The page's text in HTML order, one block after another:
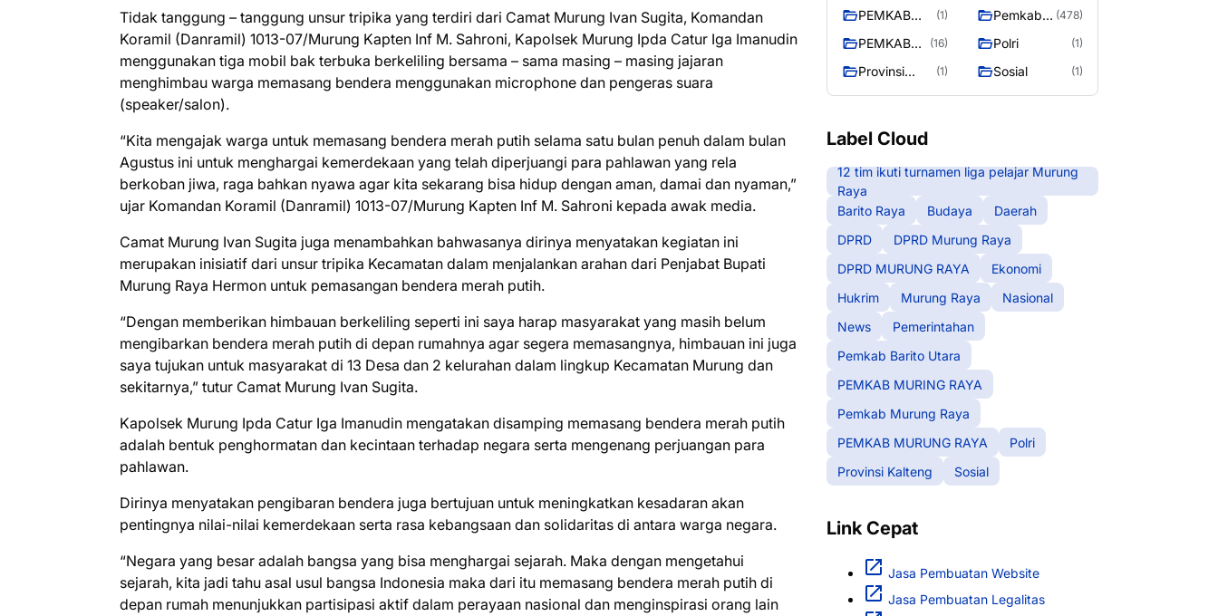
Tidak tanggung – tanggung unsur tripika yang terdiri dari Camat Murung Ivan Sugita, Komandan
Koramil (Danramil) 1013-07/Murung Kapten Inf M. Sahroni, Kapolsek Murung Ipda Catur Iga Imanudin
menggunakan tiga mobil bak terbuka berkeliling bersama – sama masing – masing jajaran
menghimbau warga memasang bendera menggunakan microphone dan pengeras suara
(speaker/salon).
“Kita mengajak warga untuk memasang bendera merah putih selama satu bulan penuh dalam bulan
Agustus ini untuk menghargai kemerdekaan yang telah diperjuangi para pahlawan yang rela
berkoban jiwa, raga bahkan nyawa agar kita sekarang bisa hidup dengan aman, damai dan nyaman,”
ujar Komandan Koramil (Danramil) 1013-07/Murung Kapten Inf M. Sahroni kepada awak media.
Camat Murung Ivan Sugita juga menambahkan bahwasanya dirinya menyatakan kegiatan ini
merupakan inisiatif dari unsur tripika Kecamatan dalam menjalankan arahan dari Penjabat Bupati
Murung Raya Hermon untuk pemasangan bendera merah putih.
“Dengan memberikan himbauan berkeliling seperti ini saya harap masyarakat yang masih belum
mengibarkan bendera merah putih di depan rumahnya agar segera memasangnya, himbauan ini juga
saya tujukan untuk masyarakat di 13 Desa dan 2 kelurahan dalam lingkup Kecamatan Murung dan
sekitarnya,” tutur Camat Murung Ivan Sugita.
Kapolsek Murung Ipda Catur Iga Imanudin mengatakan disamping memasang bendera merah putih
adalah bentuk penghormatan dan kecintaan terhadap negara serta mengenang perjuangan para
pahlawan.
Dirinya menyatakan pengibaran bendera juga bertujuan untuk meningkatkan kesadaran akan
pentingnya nilai-nilai kemerdekaan serta rasa kebangsaan dan solidaritas di antara warga negara.
“Negara yang besar adalah bangsa yang bisa menghargai sejarah. Maka dengan mengetahui
sejarah, kita jadi tahu asal usul bangsa Indonesia maka dari itu memasang bendera merah putih di
depan rumah menunjukkan partisipasi aktif dalam perayaan nasional dan menginspirasi orang lain
Barito Utara
PEMKAB
RAYA
(1)
Pemkab
Raya
(478)
PEMKAB
RAYA
(16) Polri (1)
Provinsi
(1) Sosial (1)
Label Cloud
12 tim ikuti turnamen liga pelajar Murung
Raya
Barito Raya
Budaya
Daerah
DPRD
DPRD Murung Raya
DPRD MURUNG RAYA
Ekonomi
Hukrim
Murung Raya
Nasional
News
Pemerintahan
Pemkab Barito Utara
PEMKAB MURING RAYA
Pemkab Murung Raya
PEMKAB MURUNG RAYA
Polri
Provinsi Kalteng
Sosial
Link Cepat
Jasa Pembuatan Website
Jasa Pembuatan Legalitas